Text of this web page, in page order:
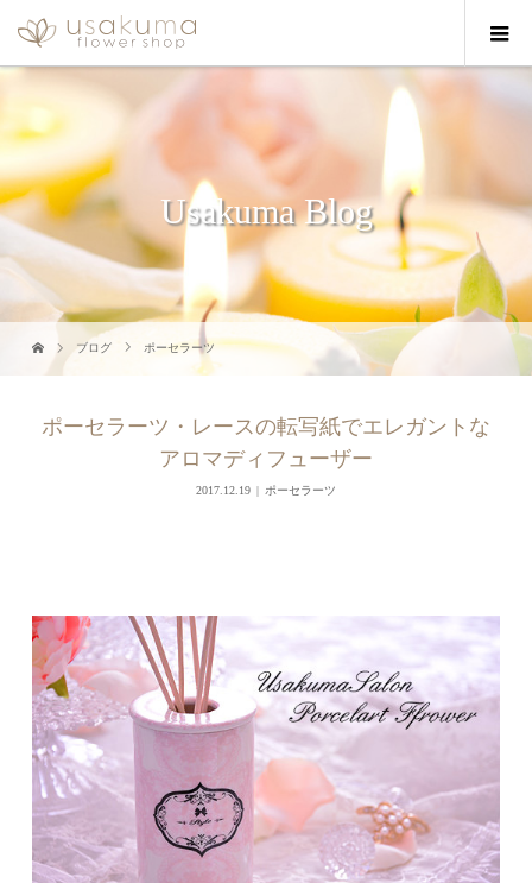
Usakuma Blog
ブログ ポーセラーツ
ポーセラーツ・レースの転写紙でエレガントな
アロマディフューザー
2017.12.19 ポーセラーツ